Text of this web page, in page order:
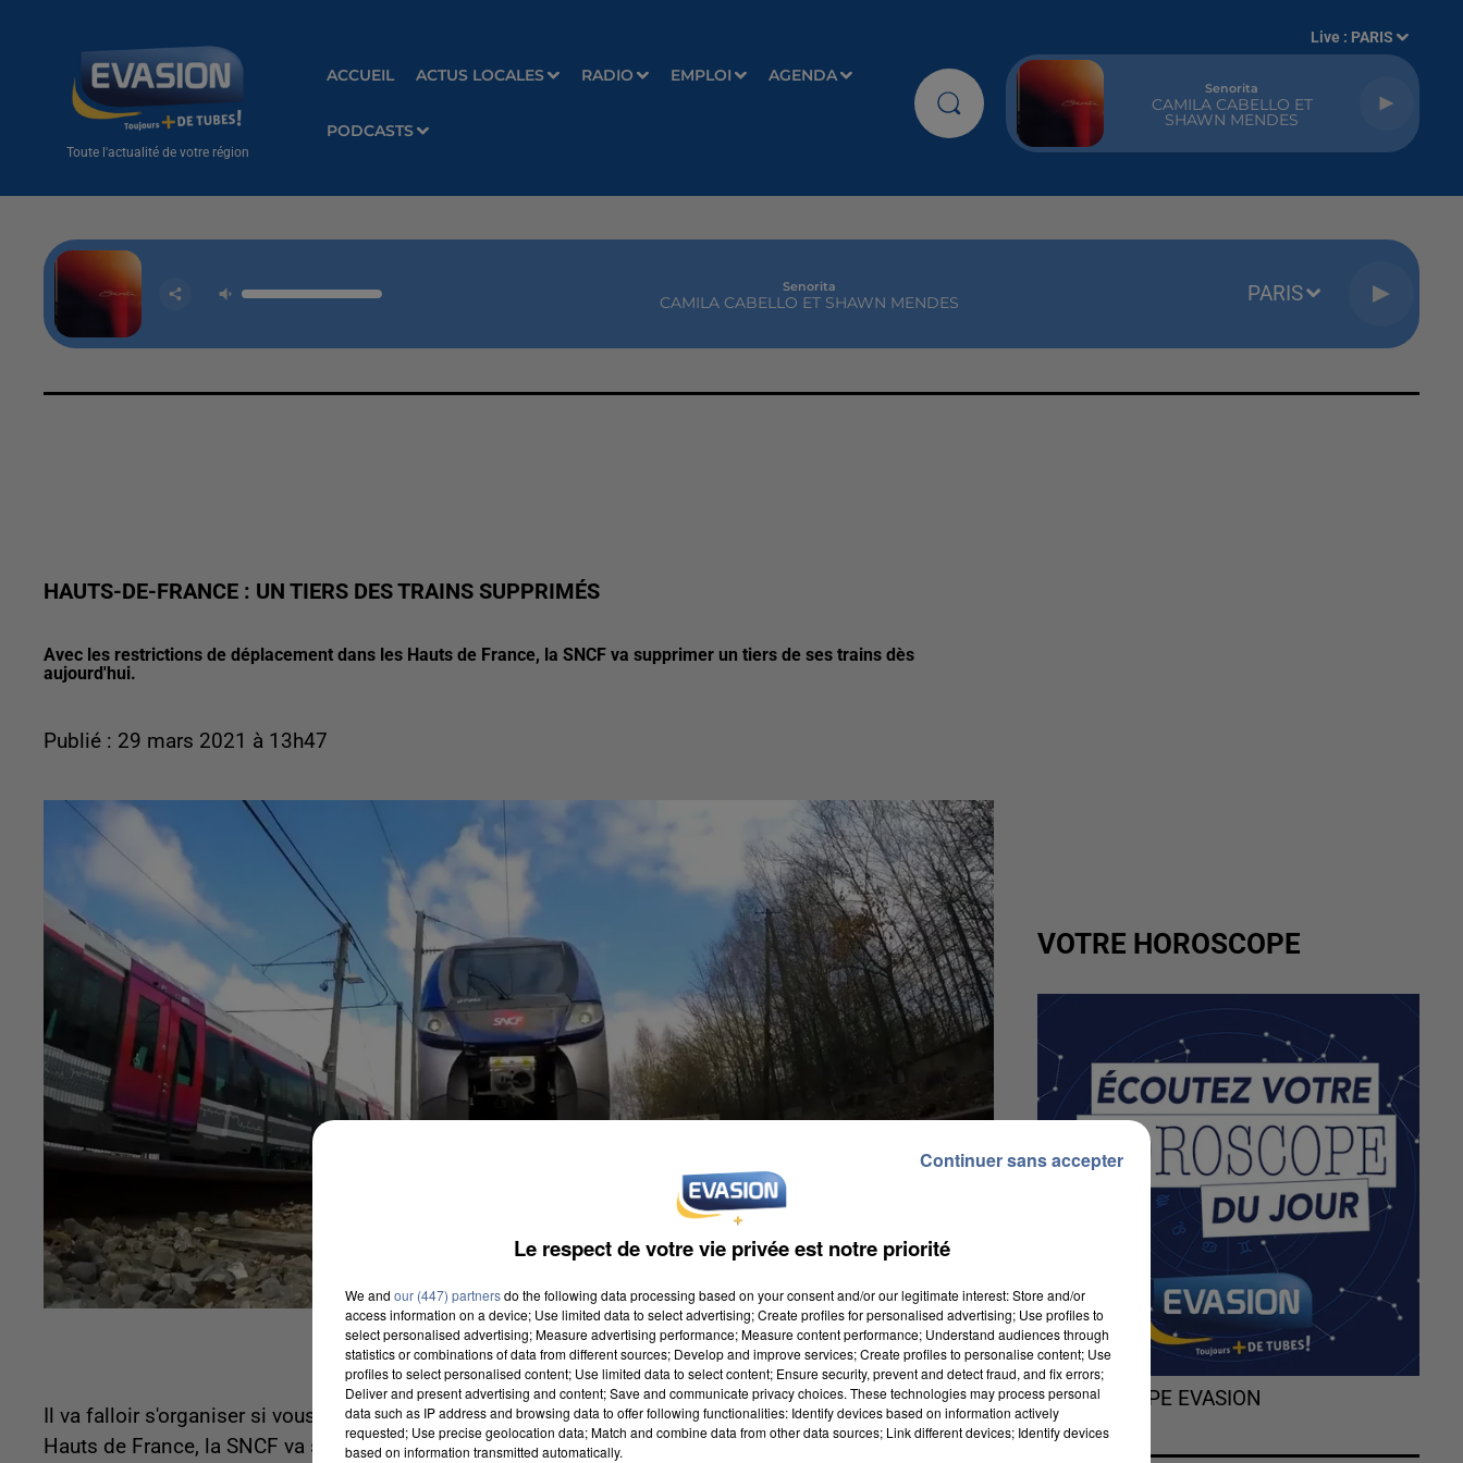
Toute l'actualité de votre région
ACCUEIL ACTUS LOCALES RADIO EMPLOI AGENDA
PODCASTS
Live : PARIS
Senorita
CAMILA CABELLO ET
SHAWN MENDES
Senorita
CAMILA CABELLO ET SHAWN MENDES PARIS
HAUTS-DE-FRANCE : UN TIERS DES TRAINS SUPPRIMÉS
Avec les restrictions de déplacement dans les Hauts de France, la SNCF va supprimer un tiers de ses trains dès
aujourd'hui.
Publié : 29 mars 2021 à 13h47
Il va falloir s'organiser si vous souhaitez prendre le train. Avec les restrictions de déplacement dans les
Hauts de France, la SNCF va supprimer un tiers de ses trains dès aujourd'hui. La compagnie ferroviaire
VOTRE HOROSCOPE
L'HOROSCOPE EVASION
Le respect de votre vie privée est notre priorité
We and our (447) partnersdo the following data processing based on your consent and/or our legitimate interest: Store and/or
access information on a device; Use limited data to select advertising; Create profiles for personalised advertising; Use profiles to
select personalised advertising; Measure advertising performance; Measure content performance; Understand audiences through
statistics or combinations of data from different sources; Develop and improve services; Create profiles to personalise content; Use
profiles to select personalised content; Use limited data to select content; Ensure security, prevent and detect fraud, and fix errors;
Deliver and present advertising and content; Save and communicate privacy choices. These technologies may process personal
data such as IP address and browsing data to offer following functionalities: Identify devices based on information actively
requested; Use precise geolocation data; Match and combine data from other data sources; Link different devices; Identify devices
based on information transmitted automatically.
Continuer sans accepter